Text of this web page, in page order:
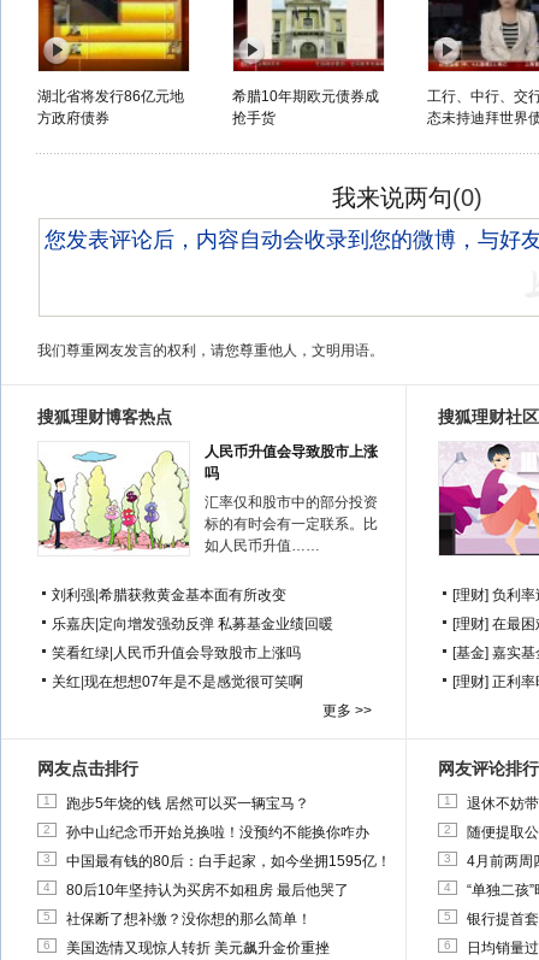
湖北省将发行86亿元地
方政府债券
希腊10年期欧元债券成
抢手货
工行、中行、交
态未持迪拜世界
我来说两句(0)
我们尊重网友发言的权利，请您尊重他人，文明用语。
搜狐理财博客热点
人民币升值会导致股市上涨
吗
汇率仅和股市中的部分投资
标的有时会有一定联系。比
如人民币升值……
刘利强 希腊获救黄金基本面有所改变
乐嘉庆 定向增发强劲反弹 私募基金业绩回暖
笑看红绿 人民币升值会导致股市上涨吗
关红 现在想想07年是不是感觉很可笑啊
更多 >>
搜狐理财社
[理财] 负利率
[理财] 在最困
[基金] 嘉实基
[理财] 正利率
网友点击排行
1 跑步5年烧的钱 居然可以买一辆宝马？
2 孙中山纪念币开始兑换啦！没预约不能换你咋办
3 中国最有钱的80后：白手起家，如今坐拥1595亿！
4 80后10年坚持认为买房不如租房 最后他哭了
5 社保断了想补缴？没你想的那么简单！
6 美国选情又现惊人转折 美元飙升金价重挫
网友评论排行
1 退休不妨
2 随便提取
3 4月前两周
4 “单独二孩
5 银行提首
6 日均销量